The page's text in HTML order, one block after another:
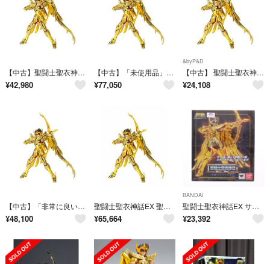
【中古】聖闘士聖衣神話EX 聖闘士星矢 サジタリアス星矢 約170mm ABS&PVC&ダイキャスト製 塗装済み可動フィギュア
¥42,980
【中古】「未使用品」聖闘士聖衣神話EX 聖闘士星矢 サジタリアス星矢 約170mm ABS&PVC&ダイキャスト製 塗装済み可動フィギュア
¥77,050
&byP&D
【中古】 聖闘士聖衣神話EX 聖闘士星矢 サジタリアス星矢 約170mm ABS&PVC&ダイキャスト製 塗装済み可動フィギュア
¥24,108
【中古】「非常に良い」聖闘士聖衣神話EX 聖闘士星矢 サジタリアス星矢 約170mm ABS&PVC&ダイキャスト製 塗装済み可動フィギュア
¥48,100
聖闘士聖衣神話EX 聖闘士星矢 サジタリアス星矢 約170mm ABS&PVC&ダイキャスト製 塗装済み可動フィギュア
¥65,664
BANDAI
聖闘士聖衣神話EX サジタリアスアイオロス 聖闘士星矢 完成品 可動フィギュア バンダイ
¥23,392